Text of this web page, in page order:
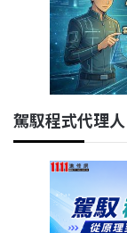
駕馭程式代理人